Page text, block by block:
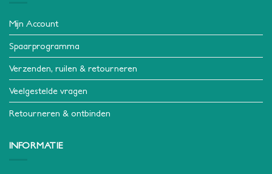
Mijn Account
Spaarprogramma
Verzenden, ruilen & retourneren
Veelgestelde vragen
Retourneren & ontbinden
INFORMATIE